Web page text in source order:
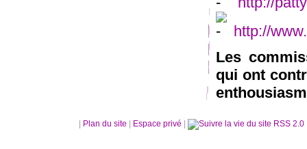
http://
Les
qui ont
Plan du site Espace privé RSS 2.0